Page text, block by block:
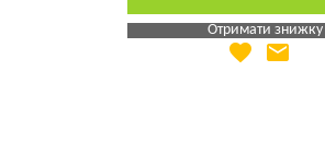
Отримати знижку
Яка Ваша ціна
favorite email